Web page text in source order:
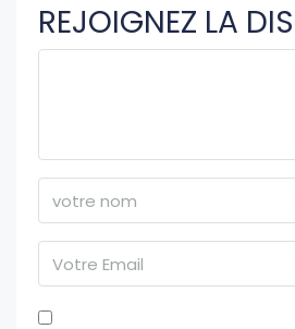
REJOIGNEZ LA